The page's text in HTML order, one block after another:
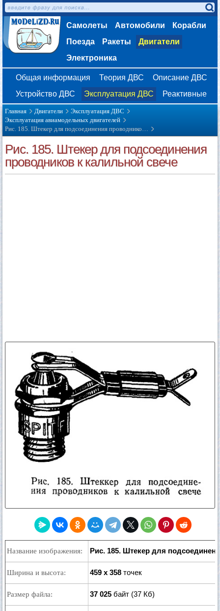
Самолеты Автомобили
Корабли
Поезда
Ракеты
Двигатели
Электроника
Общая информация Теория ДВС
Описание ДВС
Устройство ДВС
Эксплуатация ДВС Реактивные
Главная Двигатели
Эксплуатация ДВС
Эксплуатация авиамодельных двигателей
Рис. 185. Штекер для подсоединения проводнико…
Рис. 185. Штекер для подсоединения
проводников к калильной свече
Название изображения: Рис. 185. Штекер для
Ширина и высота: 459 x 358 точек
Размер файла: 37 025 байт (37 Кб)